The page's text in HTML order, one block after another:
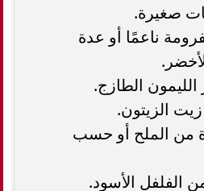
صغيرة.
ناعمًا أو عدة
الطازج.
من الملح أو حسب
الفلفل الأسود.